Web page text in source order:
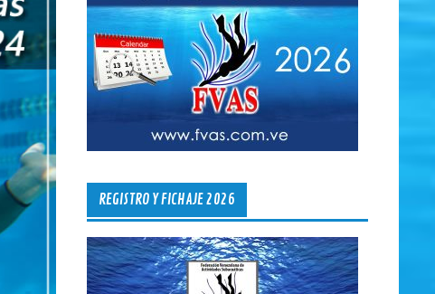
REGISTRO Y FICHAJE 2026